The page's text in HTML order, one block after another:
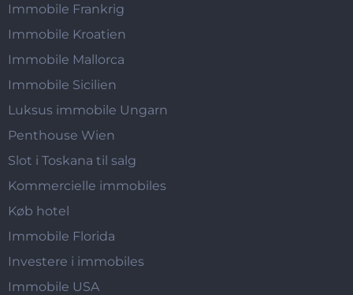
Immobile Frankrig
Immobile Kroatien
Immobile Mallorca
Immobile Sicilien
Luksus immobile Ungarn
Penthouse Wien
Slot i Toskana til salg
Kommercielle immobiles
Køb hotel
Immobile Florida
Investere i immobiles
Immobile USA